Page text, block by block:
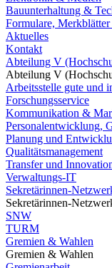
Bauunterhaltung &
Formulare, Merkblätter
Aktuelles
Kontakt
Abteilung V
Abteilung V
Arbeitsstelle gute und
Forschungsservice
Kommunikation &
Personalentwicklung,
Planung und
Qualitätsmanagement
Transfer und
Verwaltungs-IT
Sekretärinnen-
Sekretärinnen-
SNW
TURM
Gremien & Wahlen
Gremien & Wahlen